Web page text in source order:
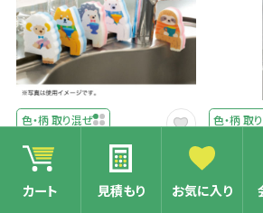
カート 見積もり お気に入り
色・柄 取り混ぜ
商品コード：RKS-230026
お座りアニマル キッチン
スポンジ 0239401
色・柄 取
商品コード
野菜さ
ジ